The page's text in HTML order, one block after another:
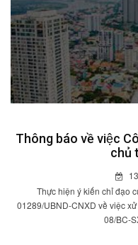
Thông báo về việc
chủ
Thực hiện ý kiến chỉ đạo
01289/UBND-CNXD về việc
08/BC-